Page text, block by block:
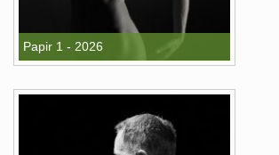
Papir 1 - 2026